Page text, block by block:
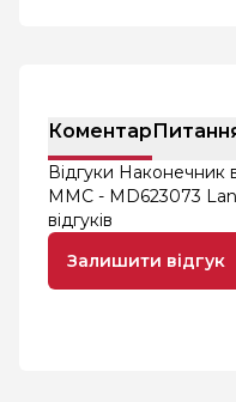
Коментар
Відгуки Наконечник
MMC - MD623073
відгуків
Залишити відгук